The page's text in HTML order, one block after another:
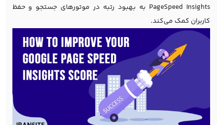
PageSpeed Insights به بهبود رتبه در موتورهای جستجو و حفظ
کاربران کمک می‌کند.